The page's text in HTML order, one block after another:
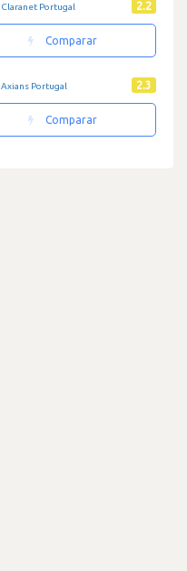
Claranet Portugal 2.2
Comparar
Axians Portugal 2.3
Comparar